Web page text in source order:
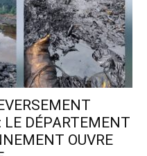
LE DÉPARTEMENT
OUVRE